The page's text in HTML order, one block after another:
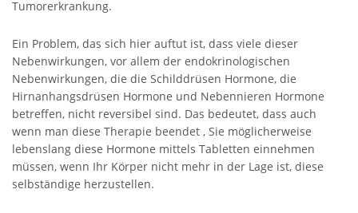
Tumorerkrankung.
Ein Problem, das sich hier auftut ist, dass viele dieser
Nebenwirkungen, vor allem der endokrinologischen
Nebenwirkungen, die die Schilddrüsen Hormone, die
Hirnanhangsdrüsen Hormone und Nebennieren Hormone
betreffen, nicht reversibel sind. Das bedeutet, dass auch
wenn man diese Therapie beendet , Sie möglicherweise
lebenslang diese Hormone mittels Tabletten einnehmen
müssen, wenn Ihr Körper nicht mehr in der Lage ist, diese
selbständige herzustellen.